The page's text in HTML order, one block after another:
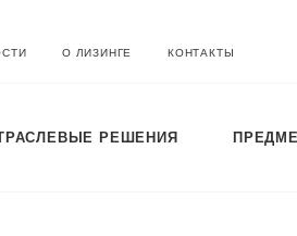
О ЛИЗИНГЕ КОНТАКТЫ
РЕШЕНИЯ